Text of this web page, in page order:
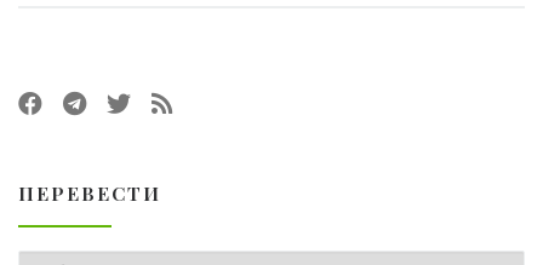
ПЕРЕВЕСТИ